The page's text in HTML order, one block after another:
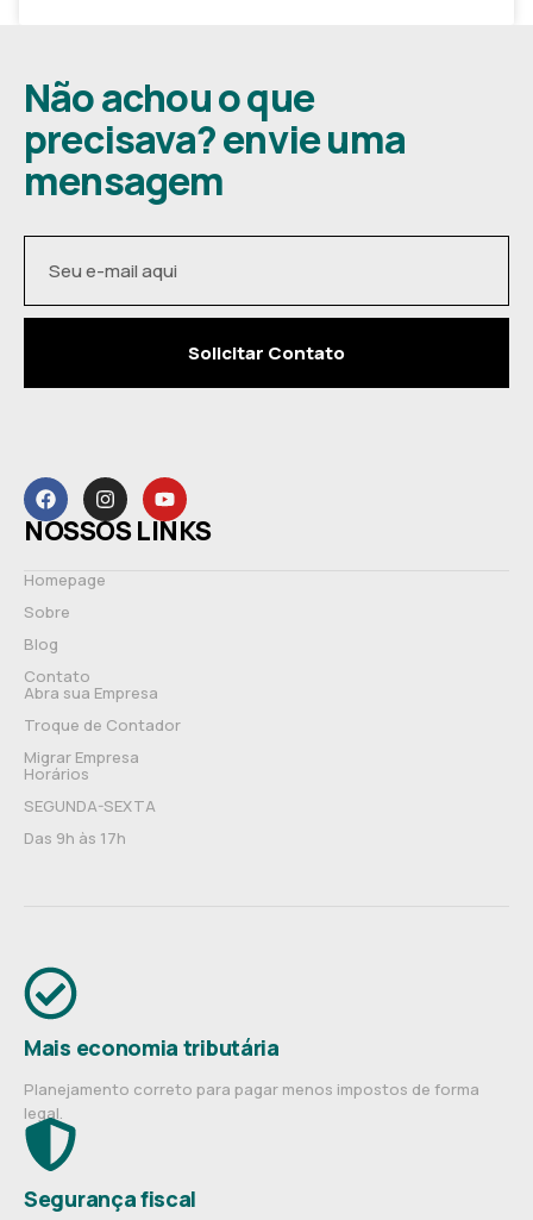
Não achou o que
precisava? envie uma
mensagem
Solicitar Contato
NOSSOS LINKS
Homepage
Sobre
Blog
Contato
Abra sua Empresa
Troque de Contador
Migrar Empresa
Horários
SEGUNDA-SEXTA
Das 9h às 17h
Mais economia tributária
Planejamento correto para pagar menos impostos de forma
legal.
Segurança fiscal